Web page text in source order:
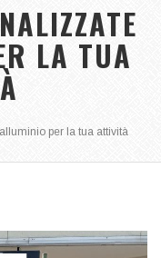
LA TUA
per la tua attività